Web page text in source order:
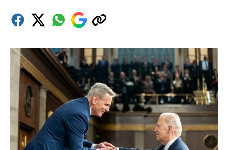
FacebookTwitterWhatsapp
Google
Discover
Copiar
enlace